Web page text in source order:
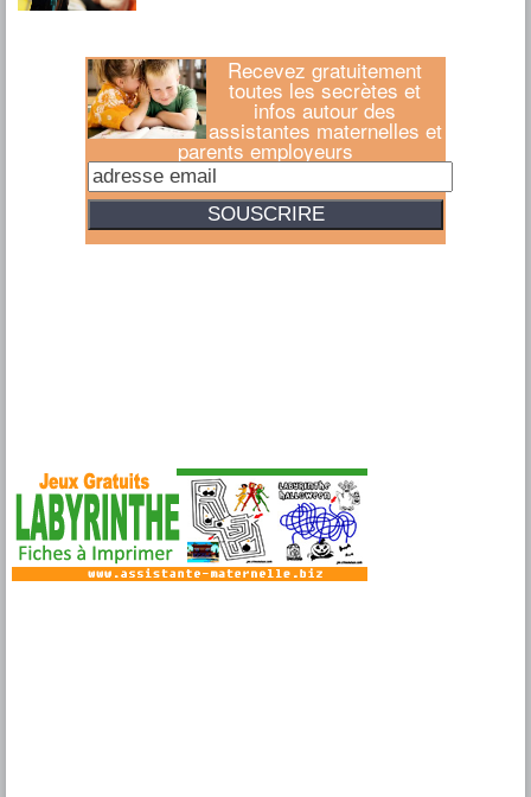
Recevez gratuitement
toutes les secrètes et
infos autour des
assistantes maternelles et
parents employeurs